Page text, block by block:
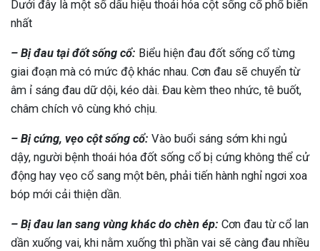
Dưới đây là một số dấu hiệu thoái hóa cột sống cổ phổ biến
nhất
– Bị đau tại đốt sống cổ: Biểu hiện đau đốt sống cổ từng
giai đoạn mà có mức độ khác nhau. Cơn đau sẽ chuyển từ
âm ỉ sáng đau dữ dội, kéo dài. Đau kèm theo nhức, tê buốt,
châm chích vô cùng khó chịu.
– Bị cứng, vẹo cột sống cổ: Vào buổi sáng sớm khi ngủ
dậy, người bệnh thoái hóa đốt sống cổ bị cứng không thể cử
động hay vẹo cổ sang một bên, phải tiến hành nghỉ ngơi xoa
bóp mới cải thiện dần.
– Bị đau lan sang vùng khác do chèn ép: Cơn đau từ cổ lan
dần xuống vai, khi nằm xuống thì phần vai sẽ càng đau nhiều